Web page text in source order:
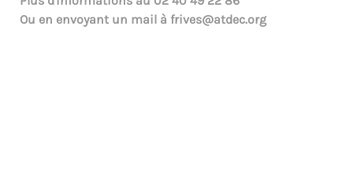
Ou en envoyant un mail à frives@atdec.org